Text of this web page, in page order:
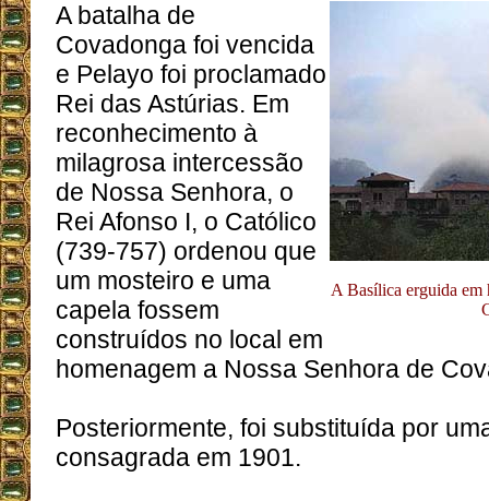
A Basílica erguida em
A batalha de
Covadonga foi vencida
e Pelayo foi proclamado
Rei das Astúrias. Em
reconhecimento à
milagrosa intercessão
de Nossa Senhora, o
Rei Afonso I, o Católico
(739-757) ordenou que
um mosteiro e uma
capela fossem
construídos no local em
homenagem a Nossa Senhora de
Posteriormente, foi substituída por
consagrada em 1901.